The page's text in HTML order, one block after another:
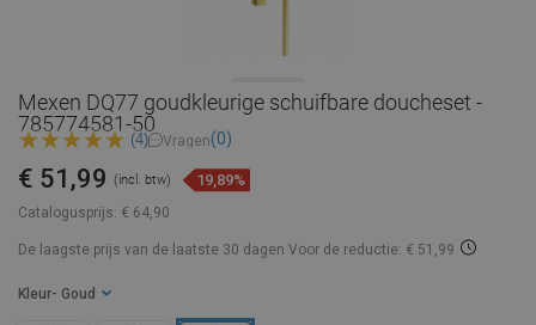
Mexen DQ77 goudkleurige schuifbare doucheset -
785774581-50
(4) Vragen(0)
Catalogusprijs: € 64,90
€ 51,99 (incl. btw) 19,89%
De laagste prijs van de laatste 30 dagen Voor de reductie: € 51,99
Kleur - Goud